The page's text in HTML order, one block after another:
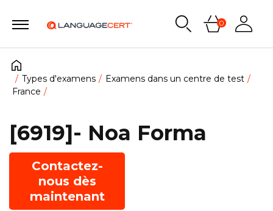
0
Types d'examens
Examens dans un centre de test
France
[6919]- Noa Forma
Contactez-
nous dès
maintenant